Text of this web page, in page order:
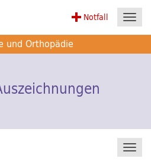
Notfall
und Orthopädie